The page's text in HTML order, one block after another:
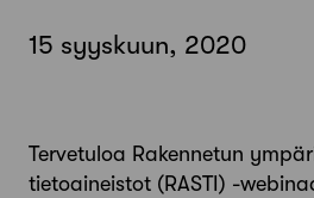
15 syyskuun, 2020
Tervetuloa Rakennetun
tietoaineistot (RASTI) -